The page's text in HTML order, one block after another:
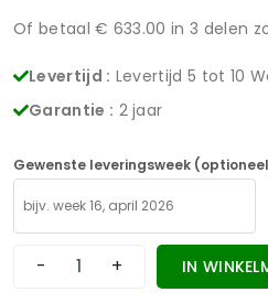
Of betaal € 633.00 in 3 delen
Levertijd : Levertijd 5 tot 10
Garantie : 2 jaar
Gewenste leveringsweek
- + IN